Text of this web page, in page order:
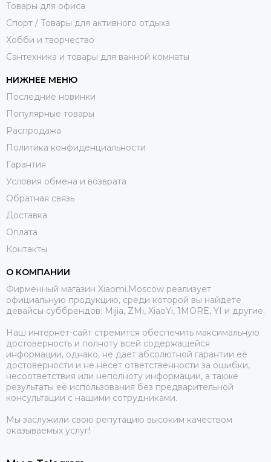
Товары для офиса
Спорт / Товары для активного отдыха
Хобби и творчество
Сантехника и товары для ванной комнаты
НИЖНЕЕ МЕНЮ
Последние новинки
Популярные товары
Распродажа
Политика конфиденциальности
Гарантия
Условия обмена и возврата
Обратная связь
Доставка
Оплата
Контакты
О КОМПАНИИ
Фирменный магазин Xiaomi.Moscow реализует
официальную продукцию, среди которой вы найдете
девайсы суббрендов: Mijia, ZMi, XiaoYi, 1MORE, YI и другие.
Наш интернет-сайт стремится обеспечить максимальную
достоверность и полноту всей содержащейся
информации, однако, не дает абсолютной гарантии её
достоверности и не несет ответственности за ошибки,
несоответствия или неполноту информации, а также
результаты её использования без предварительной
консультации с нашими сотрудниками.
Мы заслужили свою репутацию высоким качеством
оказываемых услуг!